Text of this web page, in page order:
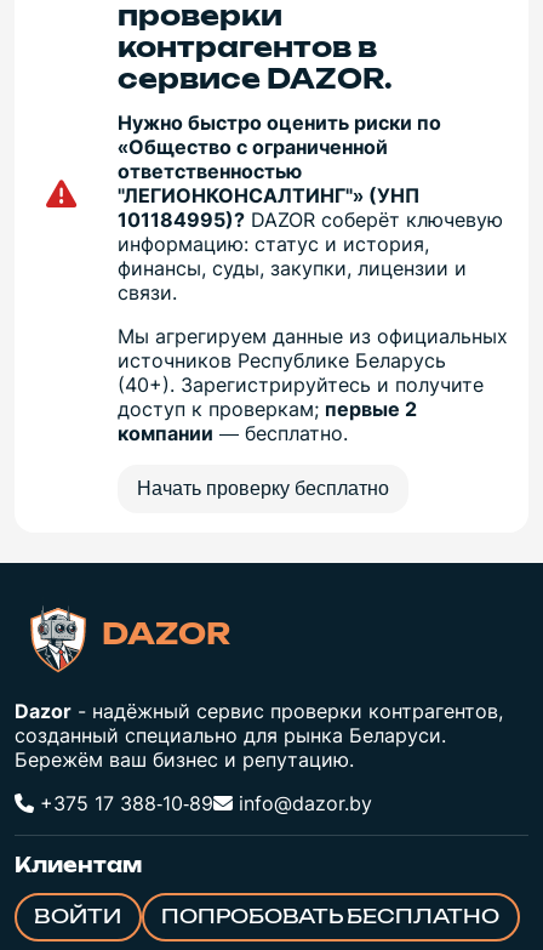
проверки
контрагентов в
сервисе DAZOR.
Нужно быстро оценить риски по
«Общество с ограниченной
ответственностью
"ЛЕГИОНКОНСАЛТИНГ"» (УНП
101184995)? DAZOR соберёт ключевую
информацию: статус и история,
финансы, суды, закупки, лицензии и
связи.
Мы агрегируем данные из официальных
источников Республике Беларусь
(40+). Зарегистрируйтесь и получите
доступ к проверкам; первые 2
компании — бесплатно.
Начать проверку бесплатно
DAZOR
Dazor - надёжный сервис проверки контрагентов,
созданный специально для рынка Беларуси.
Бережём ваш бизнес и репутацию.
+375 17 388‑10‑89
info@dazor.by
Клиентам
ВОЙТИ ПОПРОБОВАТЬ БЕСПЛАТНО